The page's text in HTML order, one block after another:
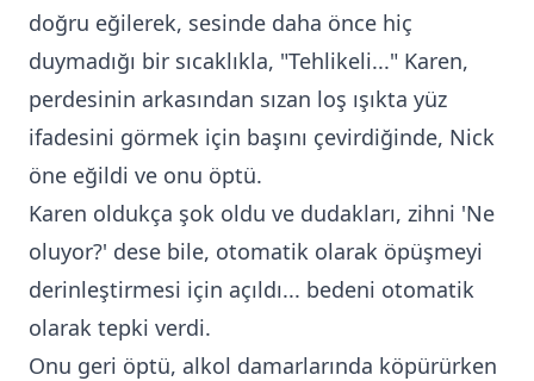
doğru eğilerek, sesinde daha önce hiç
duymadığı bir sıcaklıkla, "Tehlikeli..." Karen,
perdesinin arkasından sızan loş ışıkta yüz
ifadesini görmek için başını çevirdiğinde, Nick
öne eğildi ve onu öptü.
Karen oldukça şok oldu ve dudakları, zihni 'Ne
oluyor?' dese bile, otomatik olarak öpüşmeyi
derinleştirmesi için açıldı... bedeni otomatik
olarak tepki verdi.
Onu geri öptü, alkol damarlarında köpürürken